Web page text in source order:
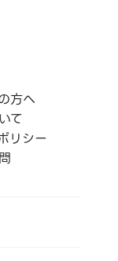
方へ
て
リシー